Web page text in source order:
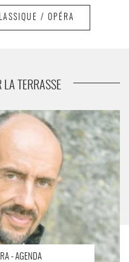
Franck Krawczyk
/ OPÉRA
TERRASSE
- AGENDA
Versailles Opéra